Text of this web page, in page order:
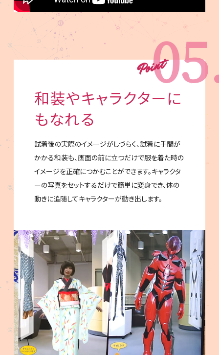
和装やキャラクターに
もなれる
試着後の実際のイメージがしづらく、試着に手間が
かかる和装も、画面の前に立つだけで服を着た時の
イメージを正確につかむことができます。キャラクタ
ーの写真をセットするだけで簡単に変身でき、体の
動きに追随してキャラクターが動き出します。